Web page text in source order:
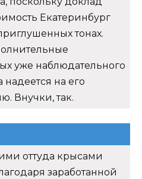
Екатеринбург
тонах.
уже наблюдательного
надеется на его
Внучки, так.
оттуда крысами
заработанной